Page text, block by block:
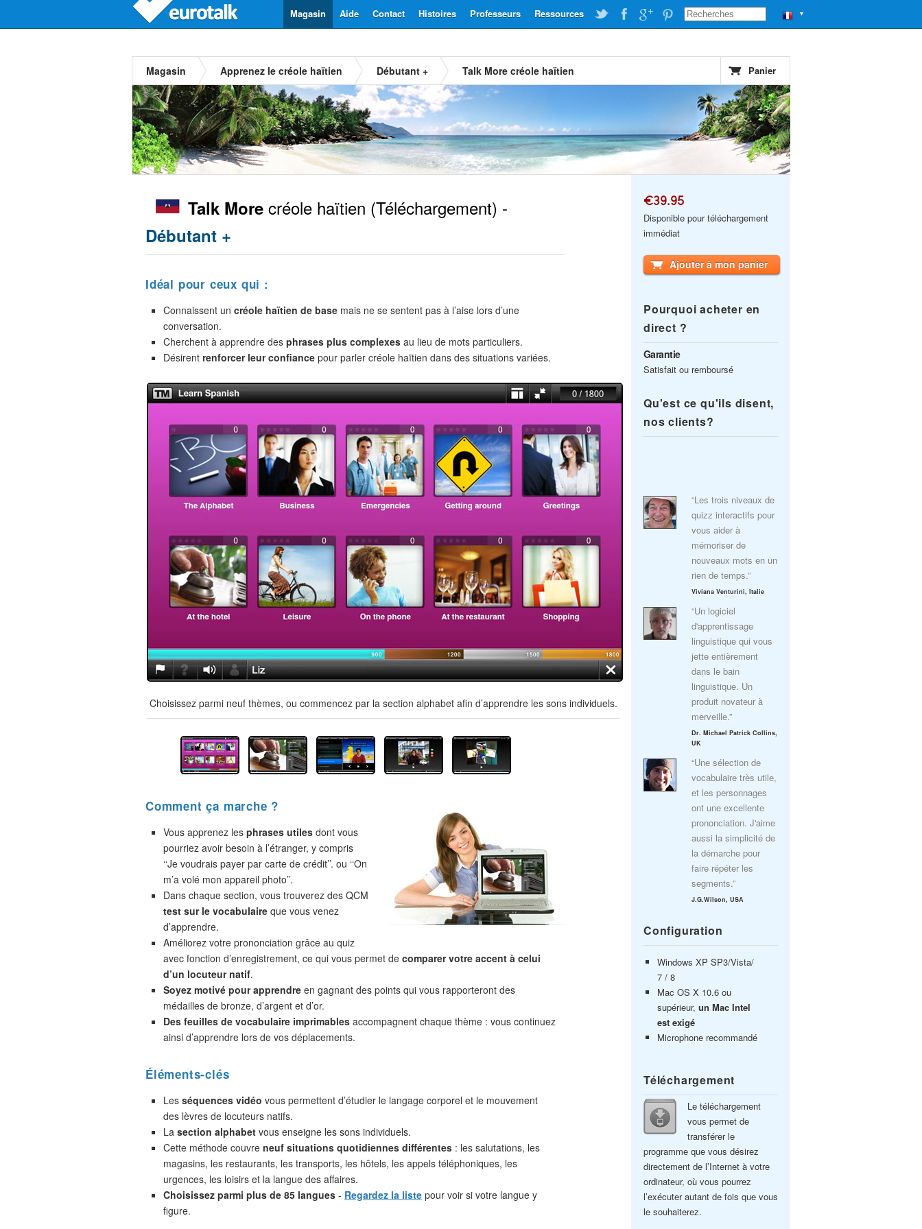
▼
Ressources
Professeurs
Histoires
Contact
Aide
Magasin
Magasin Apprenez le créole haïtien Débutant + Talk More créole haïtien Panier
Talk More créole haïtien (Téléchargement) -
Débutant +
Idéal pour ceux qui :
Connaissent un créole haïtien de base mais ne se sentent pas à l’aise lors d’une
conversation.
Cherchent à apprendre des phrases plus complexes au lieu de mots particuliers.
Désirent renforcer leur confiance pour parler créole haïtien dans des situations variées.
Choisissez parmi neuf thèmes, ou commencez par la section alphabet afin d’apprendre les sons individuels.
Comment ça marche ?
Vous apprenez les phrases utiles dont vous
pourriez avoir besoin à l’étranger, y compris
‘‘Je voudrais payer par carte de crédit’’. ou ‘‘On
m’a volé mon appareil photo’’.
Dans chaque section, vous trouverez des QCM
test sur le vocabulaire que vous venez
d’apprendre.
Améliorez votre prononciation grâce au quiz
avec fonction d’enregistrement, ce qui vous permet de comparer votre accent à celui
d’un locuteur natif.
Soyez motivé pour apprendre en gagnant des points qui vous rapporteront des
médailles de bronze, d’argent et d’or.
Des feuilles de vocabulaire imprimables accompagnent chaque thème : vous continuez
ainsi d’apprendre lors de vos déplacements.
Éléments-clés
Les séquences vidéo vous permettent d’étudier le langage corporel et le mouvement
des lèvres de locuteurs natifs.
La section alphabet vous enseigne les sons individuels.
Cette méthode couvre neuf situations quotidiennes différentes : les salutations, les
magasins, les restaurants, les transports, les hôtels, les appels téléphoniques, les
urgences, les loisirs et la langue des affaires.
Choisissez parmi plus de 85 langues - Regardez la liste pour voir si votre langue y
figure.
€39.95
Disponible pour téléchargement
immédiat
Ajouter à mon panier
Pourquoi acheter en
direct ?
Garantie
Satisfait ou remboursé
Qu'est ce qu'ils disent,
nos clients?
“Les trois niveaux de
quizz interactifs pour
vous aider à
mémoriser de
nouveaux mots en un
rien de temps.”
Viviana Venturini, Italie
“Un logiciel
d'apprentissage
linguistique qui vous
jette entièrement
dans le bain
linguistique. Un
produit novateur à
merveille.”
Dr. Michael Patrick Collins,
UK
“Une sélection de
vocabulaire très utile,
et les personnages
ont une excellente
prononciation. J'aime
aussi la simplicité de
la démarche pour
faire répéter les
segments.”
J.G.Wilson, USA
Configuration
Windows XP SP3/Vista/
7 / 8
Mac OS X 10.6 ou
supérieur, un Mac Intel
est exigé
Microphone recommandé
Téléchargement
Le téléchargement
vous permet de
transférer le
programme que vous désirez
directement de l’Internet à votre
ordinateur, où vous pourrez
l’exécuter autant de fois que vous
le souhaiterez.